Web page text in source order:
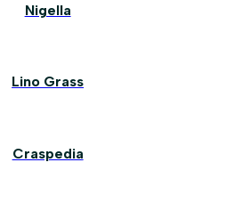
Nigella
Lino Grass
Craspedia